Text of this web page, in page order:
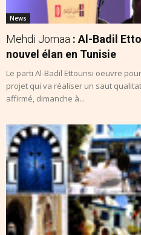
News
Mehdi Jomaa : Al-Badil
nouvel élan en Tunisie
Le parti Al-Badil Ettounsi oeuvre
projet qui va réaliser un saut
affirmé, dimanche à...